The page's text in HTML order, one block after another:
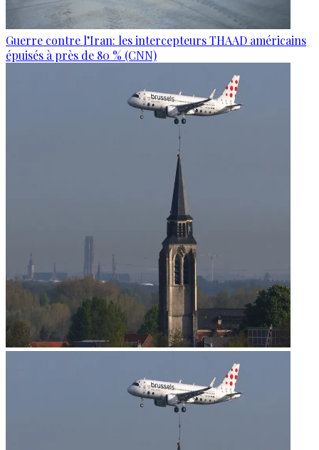
Guerre contre l’Iran: les intercepteurs THAAD américains
épuisés à près de 80 % (CNN)